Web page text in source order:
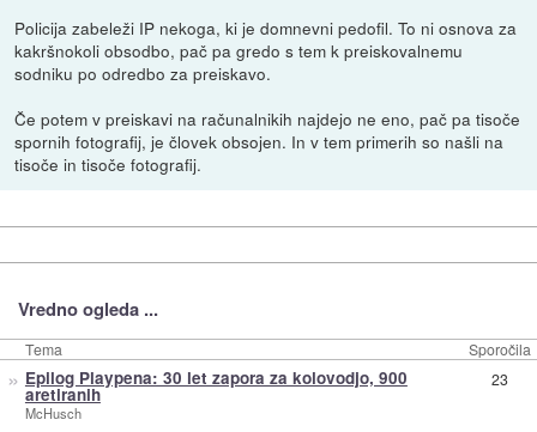
Policija zabeleži IP nekoga, ki je domnevni pedofil. To ni osnova za
kakršnokoli obsodbo, pač pa gredo s tem k preiskovalnemu
sodniku po odredbo za preiskavo.
Če potem v preiskavi na računalnikih najdejo ne eno, pač pa tisoče
spornih fotografij, je človek obsojen. In v tem primerih so našli na
tisoče in tisoče fotografij.
Vredno ogleda ...
Tema Sporočila
» Epilog Playpena: 30 let zapora za kolovodjo, 900
aretiranih
McHusch
23